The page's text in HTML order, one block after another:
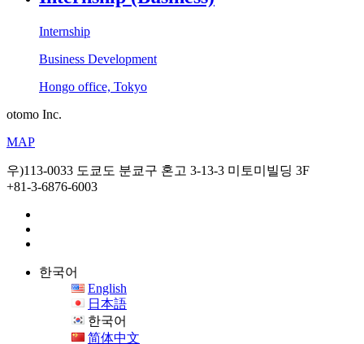
Internship
Business Development
Hongo office, Tokyo
otomo Inc.
MAP
우)113-0033 도쿄도 분쿄구 혼고 3-13-3 미토미빌딩 3F
+81-3-6876-6003
한국어
English
日本語
한국어
简体中文